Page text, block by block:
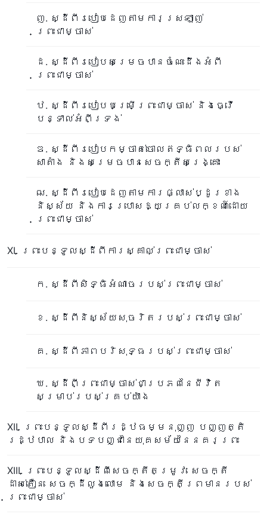
ញ. ស្ដីពីរបៀបដេញតាមការស្រឡាញ់
ព្រះជាម្ចាស់
ដ. ស្ដីពីរបៀបសម្រេចបានចំណេះដឹងអំពី
ព្រះជាម្ចាស់
ឋ. ស្ដីពីរបៀបបម្រើព្រះជាម្ចាស់ និងធ្វើ
បន្ទាល់អំពីទ្រង់
ឌ. ស្ដីពីរបៀបកម្ចាត់ចោលឥទ្ធិពលរបស់
សាតាំង និងសម្រេចបានសេចក្តីសង្រ្គោះ
ឍ. ស្ដីពីរបៀបដេញតាមការផ្លាស់ប្ដូរខាង
និស្ស័យ និងការប្រោសឱ្យគ្រប់លក្ខណ៍ដោយ
ព្រះជាម្ចាស់
XI. ព្រះបន្ទូលស្ដីពីការស្គាល់ព្រះជាម្ចាស់
ក. ស្ដីពីសិទ្ធិអំណាចរបស់ព្រះជាម្ចាស់
ខ. ស្ដីពីនិស្ស័យសុចរិតរបស់ព្រះជាម្ចាស់
គ. ស្ដីពីភាពបរិសុទ្ធរបស់ព្រះជាម្ចាស់
ឃ. ស្ដីពីព្រះជាម្ចាស់ជាប្រភពនៃជីវិត
សម្រាប់របស់គ្រប់យ៉ាង
XII. ព្រះបន្ទូលស្ដីពីរដ្ឋធម្មនុញ្ញ បញ្ញត្តិ
រដ្ឋបាល និងបទបញ្ជានៃយុគសម័យនៃនគរព្រះ
XIII. ព្រះបន្ទូលស្ដីពីសេចក្តីតម្រូវ សេចក្តី
ដាស់តឿន សេចក្ដីលួងលោម និងសេចក្តីព្រមានរបស់
ព្រះជាម្ចាស់